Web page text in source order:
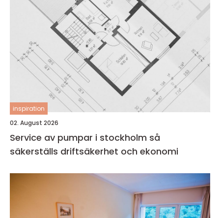
inspiration
02. August 2026
Service av pumpar i stockholm så
säkerställs driftsäkerhet och ekonomi